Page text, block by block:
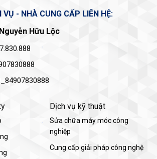
- NHÀ CUNG CẤP LIÊN HỆ:
Hữu Lộc
Dịch vụ kỹ thuật
Sửa chữa máy móc công
nghiệp
Cung cấp giải pháp công nghệ